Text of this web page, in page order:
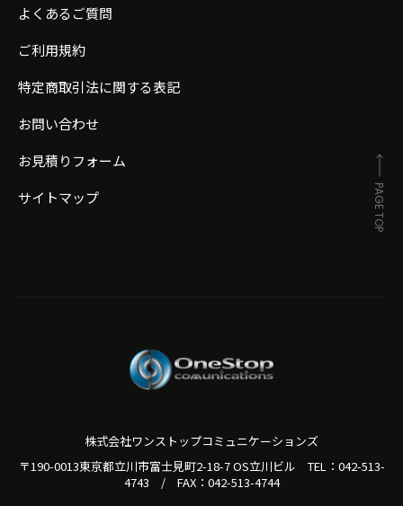
よくあるご質問
ご利用規約
特定商取引法に関する表記
お問い合わせ
お見積りフォーム
サイトマップ
株式会社ワンストップコミュニケーションズ
〒190-0013東京都立川市富士見町2-18-7 OS立川ビル TEL： 042-513-
4743 / FAX：042-513-4744
PAGE TOP